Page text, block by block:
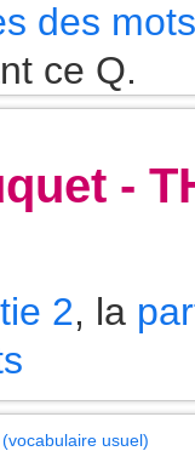
des
ce Q.
-
2, la
usuel)